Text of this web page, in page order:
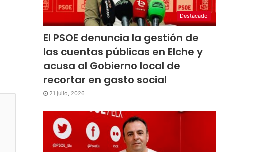
Destacado
El PSOE denuncia la gestión de
las cuentas públicas en Elche y
acusa al Gobierno local de
recortar en gasto social
21 julio, 2026